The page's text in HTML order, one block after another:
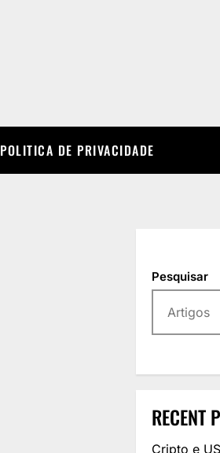
POLITICA DE PRIVACIDADE
Pesquisar
RECENT
Cripto e